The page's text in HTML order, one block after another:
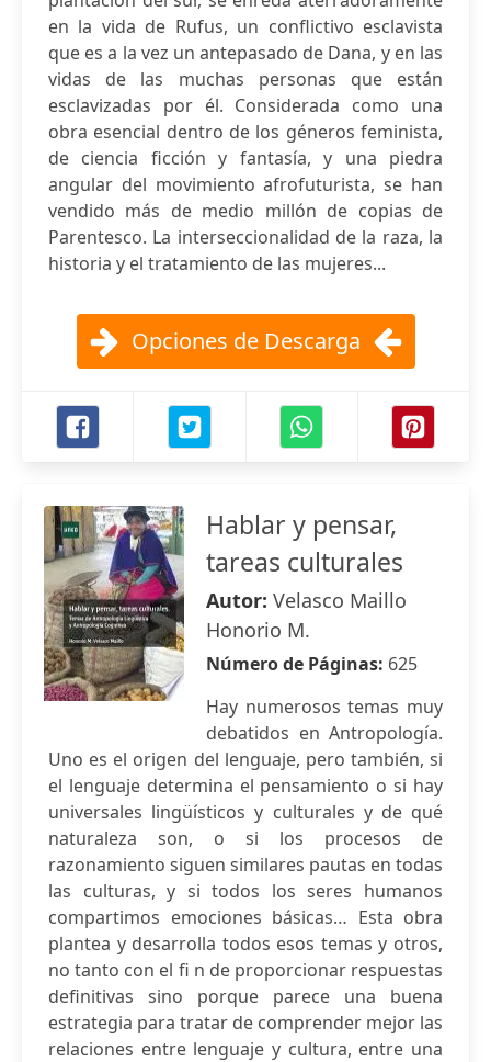
en la vida de Rufus, un conflictivo esclavista
que es a la vez un antepasado de Dana, y en las
vidas de las muchas personas que están
esclavizadas por él. Considerada como una
obra esencial dentro de los géneros feminista,
de ciencia ficción y fantasía, y una piedra
angular del movimiento afrofuturista, se han
vendido más de medio millón de copias de
Parentesco. La interseccionalidad de la raza, la
historia y el tratamiento de las mujeres...
Opciones de Descarga
Hablar y pensar,
tareas culturales
Autor: Velasco Maillo
Honorio M.
Número de Páginas: 625
Hay numerosos temas muy
debatidos en Antropología.
Uno es el origen del lenguaje, pero también, si
el lenguaje determina el pensamiento o si hay
universales lingüísticos y culturales y de qué
naturaleza son, o si los procesos de
razonamiento siguen similares pautas en todas
las culturas, y si todos los seres humanos
compartimos emociones básicas… Esta obra
plantea y desarrolla todos esos temas y otros,
no tanto con el fi n de proporcionar respuestas
definitivas sino porque parece una buena
estrategia para tratar de comprender mejor las
relaciones entre lenguaje y cultura, entre una